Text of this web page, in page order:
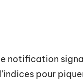
notification
pour